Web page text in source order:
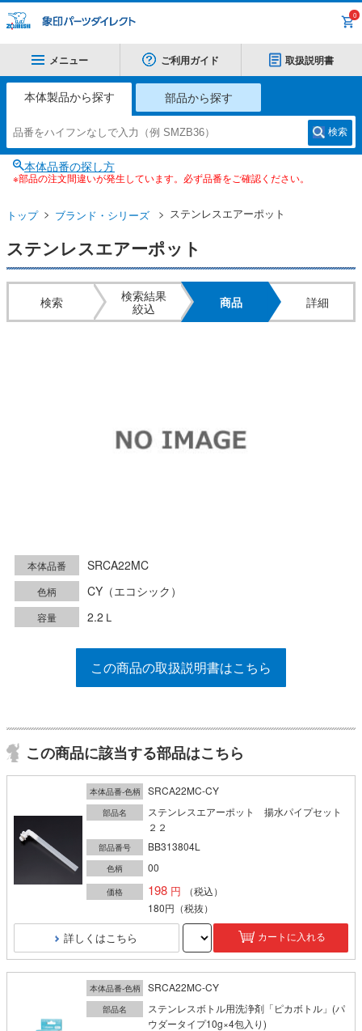
0
メニュー ご利用ガイド 取扱説明書
本体製品から探す 部品から探す
検索
本体品番の探し方
※部品の注文間違いが発生しています。必ず品番をご確認ください。
トップ ブランド・シリーズ ステンレスエアーポット
ステンレスエアーポット
検索
検索結果
絞込
商品 詳細
本体品番 SRCA22MC
色柄 CY（エコシック）
容量 2.2Ｌ
この商品の取扱説明書はこちら
この商品に該当する部品はこちら
本体品番-色柄 SRCA22MC-CY
部品名
ステンレスエアーポット 揚水パイプセット
２２
部品番号 BB313804L
色柄 00
価格 198
（税込）
180円 （税抜）
詳しくはこちら カートに入れる
本体品番-色柄 SRCA22MC-CY
部品名
ステンレスボトル用洗浄剤「ピカボトル」(パ
ウダータイプ10g×4包入り)